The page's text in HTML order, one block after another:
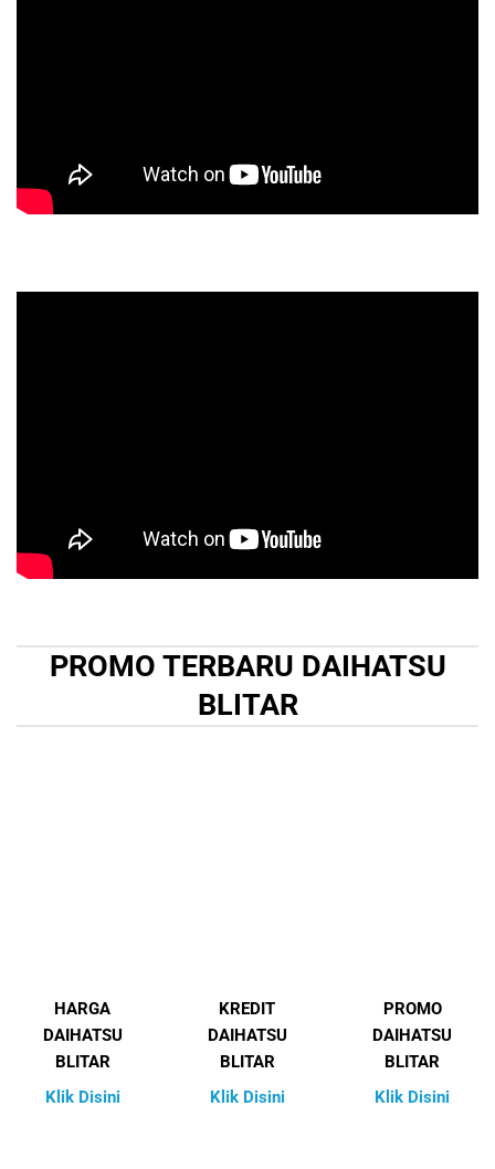
PROMO TERBARU DAIHATSU
BLITAR
HARGA
DAIHATSU
BLITAR
Klik Disini
KREDIT
DAIHATSU
BLITAR
Klik Disini
PROMO
DAIHATSU
BLITAR
Klik Disini